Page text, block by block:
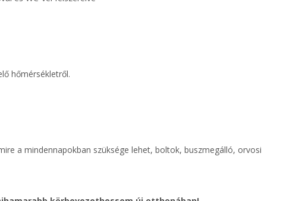
hőmérsékletről.
a mindennapokban szüksége lehet, boltok, buszmegálló, orvosi